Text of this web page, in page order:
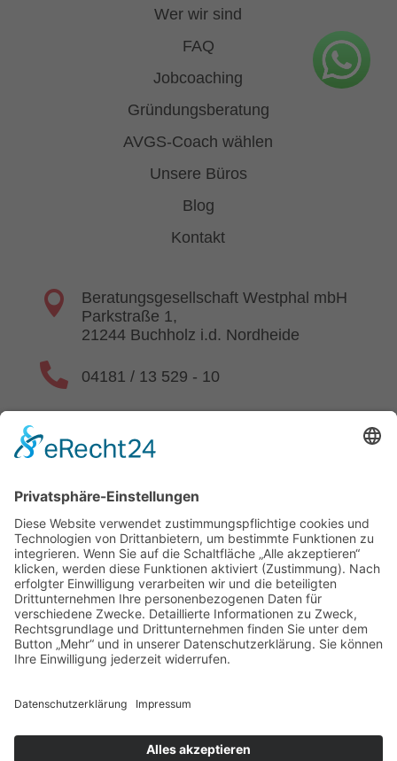
Wer wir sind
FAQ
Jobcoaching
Gründungsberatung
AVGS-Coach wählen
Unsere Büros
Blog
Kontakt

Beratungsgesellschaft Westphal mbH
Parkstraße 1,
21244 Buchholz i.d. Nordheide
 04181 / 13 529 - 10
Datenschutz| Impressum| Echtheit von Bewertungen
© AVGS Gutschein – 2025 – Alle Rechte vorbehalten. |
Webdesign & Programmierung:
Bewertungen auf ProvenExpert.com